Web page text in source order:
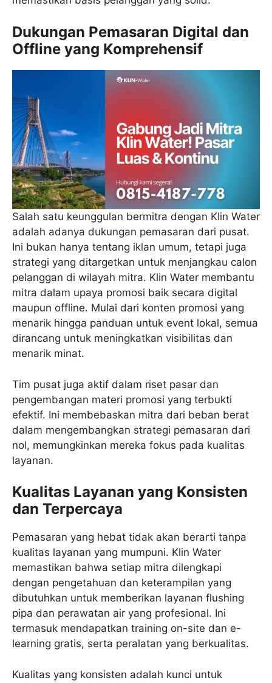
Dukungan Pemasaran Digital dan
Offline yang Komprehensif
Salah satu keunggulan bermitra dengan Klin Water
adalah adanya dukungan pemasaran dari pusat.
Ini bukan hanya tentang iklan umum, tetapi juga
strategi yang ditargetkan untuk menjangkau calon
pelanggan di wilayah mitra. Klin Water membantu
mitra dalam upaya promosi baik secara digital
maupun offline. Mulai dari konten promosi yang
menarik hingga panduan untuk event lokal, semua
dirancang untuk meningkatkan visibilitas dan
menarik minat.
Tim pusat juga aktif dalam riset pasar dan
pengembangan materi promosi yang terbukti
efektif. Ini membebaskan mitra dari beban berat
dalam mengembangkan strategi pemasaran dari
nol, memungkinkan mereka fokus pada kualitas
layanan.
Kualitas Layanan yang Konsisten
dan Terpercaya
Pemasaran yang hebat tidak akan berarti tanpa
kualitas layanan yang mumpuni. Klin Water
memastikan bahwa setiap mitra dilengkapi
dengan pengetahuan dan keterampilan yang
dibutuhkan untuk memberikan layanan flushing
pipa dan perawatan air yang profesional. Ini
termasuk mendapatkan training on-site dan e-
learning gratis, serta peralatan yang berkualitas.
Kualitas yang konsisten adalah kunci untuk